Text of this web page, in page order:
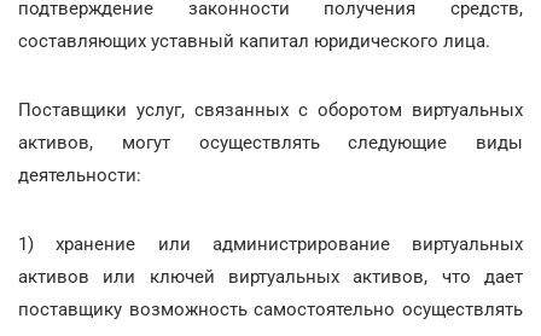
подтверждение законности получения средств,
составляющих уставный капитал юридического лица.
Поставщики услуг, связанных с оборотом виртуальных
активов, могут осуществлять следующие виды
деятельности:
1) хранение или администрирование виртуальных
активов или ключей виртуальных активов, что дает
поставщику возможность самостоятельно осуществлять